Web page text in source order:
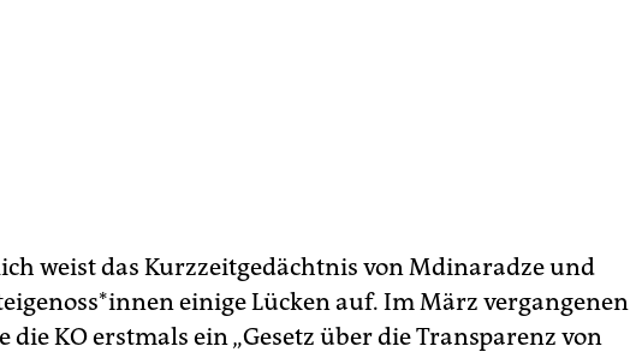
weist das Kurzzeitgedächtnis von Mdinaradze und
einige Lücken auf. Im März vergangenen
die KO erstmals ein „Gesetz über die Transparenz von